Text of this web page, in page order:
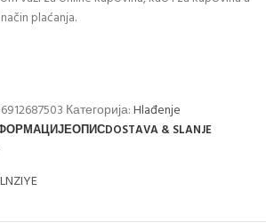
plaćanja.
Категорија:Hlađenje
ОПИСDOSTAVA & SLANJE